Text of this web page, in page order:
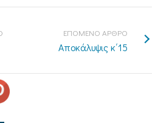
ΕΠΟΜΕΝΟ ΑΡΘΡΟ
Αποκάλυψις κ΄15